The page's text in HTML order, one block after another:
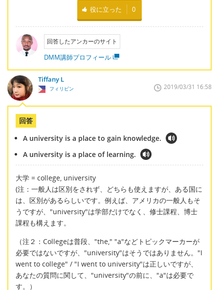
役に立った 0
回答したアンカーのサイト
DMM講師プロフィール
Tiffany L
フィリピン 2019/03/31 16:58
回答
A university is a place to gain knowledge.
A university is a place of learning.
大学 = college, university
(注：一般人は区別をされず、どちらも使えますが、ある国に
は、区別があるらしいです。例えば、アメリカの一般人もそ
うですが、"university"は学部だけでなく、修士課程、博士
課程も構えます。
（注２：Collegeは普段、"the," "a"などトピックマーカーが
必要ではないですが、"university"はそうではありません。"I
went to college" / "I went to university"は正しいですが、
あなたの質問に関して、"university"の前に、"a"は必要で
す。）